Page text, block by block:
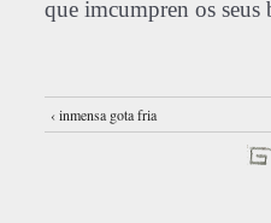
que imcumpren os seus
‹ inmensa gota fria